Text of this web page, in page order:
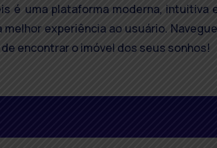
é uma plataforma moderna, intuitiva
experiência ao usuário.
encontrar o imóvel dos seus sonhos!